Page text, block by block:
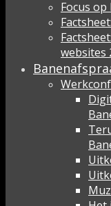
Focus op
websites